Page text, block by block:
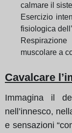
calmare il
Esercizio
fisiologica
muscolare a
Cavalcare
Immagina il
nell’innesco,
e sensazioni